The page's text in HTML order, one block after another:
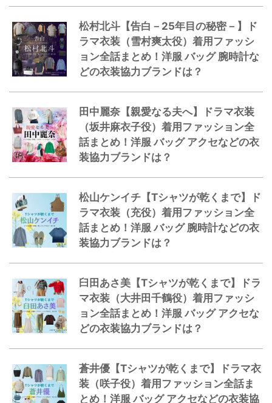
松村北斗【告白－25年目の秘密－】ド
ラマ衣装（雪村爽太役）着用ファッシ
ョン全話まとめ！洋服 バッグ 腕時計な
どの衣装協力ブランドは？
田中麗奈【親愛なる夫へ】ドラマ衣装
（坂井麻衣子役）着用ファッション全
話まとめ！洋服 バッグ アクセなどの衣
装協力ブランドは？
松山ケンイチ【Tシャツが乾くまで】ド
ラマ衣装（充役）着用ファッション全
話まとめ！洋服 バッグ 腕時計などの衣
装協力ブランドは？
臼田あさ美【Tシャツが乾くまで】ドラ
マ衣装（大井田千鶴役）着用ファッシ
ョン全話まとめ！洋服 バッグ アクセな
どの衣装協力ブランドは？
蒼井優【Tシャツが乾くまで】ドラマ衣
装（咲子役）着用ファッション全話ま
とめ！洋服 バッグ アクセなどの衣装協